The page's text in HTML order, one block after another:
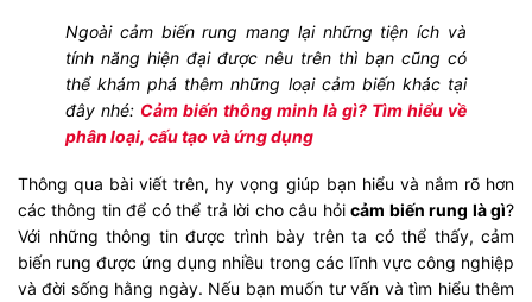
Ngoài cảm biến rung mang lại những tiện ích và
tính năng hiện đại được nêu trên thì bạn cũng có
thể khám phá thêm những loại cảm biến khác tại
đây nhé: Cảm biến thông minh là gì? Tìm hiểu về
phân loại, cấu tạo và ứng dụng
Thông qua bài viết trên, hy vọng giúp bạn hiểu và nắm rõ hơn
các thông tin để có thể trả lời cho câu hỏicảm biến rung là gì?
Với những thông tin được trình bày trên ta có thể thấy, cảm
biến rung được ứng dụng nhiều trong các lĩnh vực công nghiệp
và đời sống hằng ngày. Nếu bạn muốn tư vấn và tìm hiểu thêm